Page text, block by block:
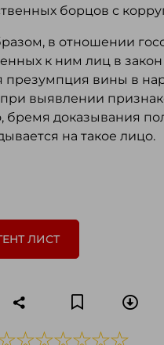
борцов с
в отношении
к ним лиц в закон
презумпция вины в
при выявлении
бремя доказывания
на такое лицо.
ЛИСТ